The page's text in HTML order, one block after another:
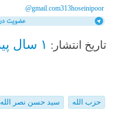
hoseinipoor
313
@gmail.com
تاریخ انتشار: ۱ سال پیش
حزب الله سید حسن نصر الله